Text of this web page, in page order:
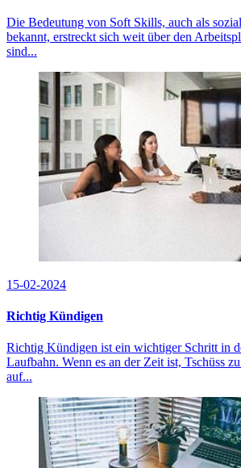
Die Bedeutung von Soft Skills, auch als
bekannt, erstreckt sich weit über den
sind...
15-02-2024
Richtig Kündigen
Richtig Kündigen ist ein wichtiger Schritt in
Laufbahn. Wenn es an der Zeit ist, Tschüss
auf...